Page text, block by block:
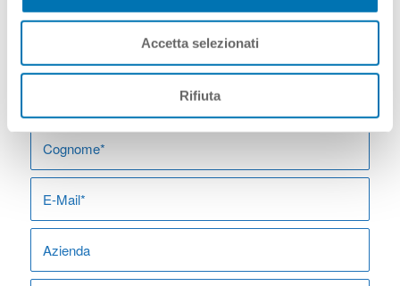
Accetta selezionati
Rifiuta
Compila il questionario sotto